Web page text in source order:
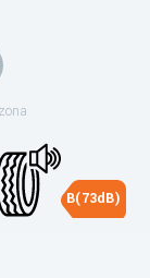
B(73dB)